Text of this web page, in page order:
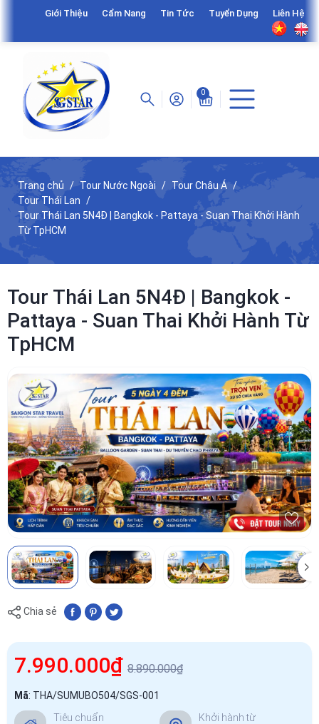
Giới Thiệu Cẩm Nang Tin Tức Tuyển Dụng Liên Hệ
0
Trang chủ Tour Nước Ngoài
Tour Châu Á
Tour Thái Lan
Tour Thái Lan 5N4Đ | Bangkok - Pattaya - Suan Thai Khởi Hành
Từ TpHCM
Tour Thái Lan 5N4Đ | Bangkok -
Pattaya - Suan Thai Khởi Hành Từ
TpHCM
Chia sẻ
7.990.000₫ 8.890.000₫
Mã: THA/SUMUBO504/SGS-001
Tiêu chuẩn
Khởi hành từ